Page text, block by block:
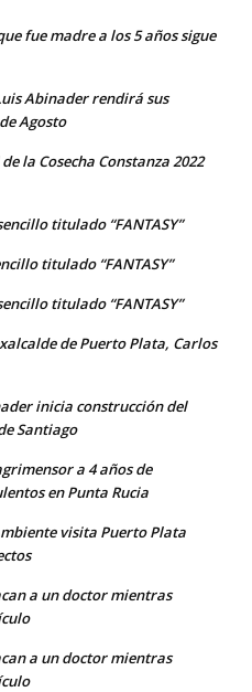
fue madre a los 5 años sigue
Abinader rendirá sus
Agosto
la Cosecha Constanza 2022
titulado “FANTASY”
titulado “FANTASY”
titulado “FANTASY”
de Puerto Plata, Carlos
inicia construcción del
Santiago
a 4 años de
en Punta Rucia
visita Puerto Plata
a un doctor mientras
a un doctor mientras